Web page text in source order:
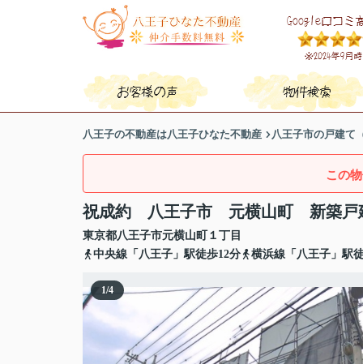
八王子の不動産は八王子ひなた不動産 八王子市の戸建て
この
祝成約 八王子市 元横山町 新築戸
東京都八王子市元横山町
１丁目
中央線「八王子」駅徒歩12分
横浜線「八王子」駅
1/4